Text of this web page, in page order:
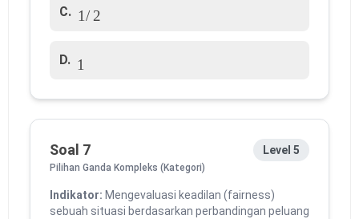
C.
D.
Soal 7
Pilihan Ganda Kompleks (Kategori)
Level 5
Indikator: Mengevaluasi keadilan (fairness)
sebuah situasi berdasarkan perbandingan peluang